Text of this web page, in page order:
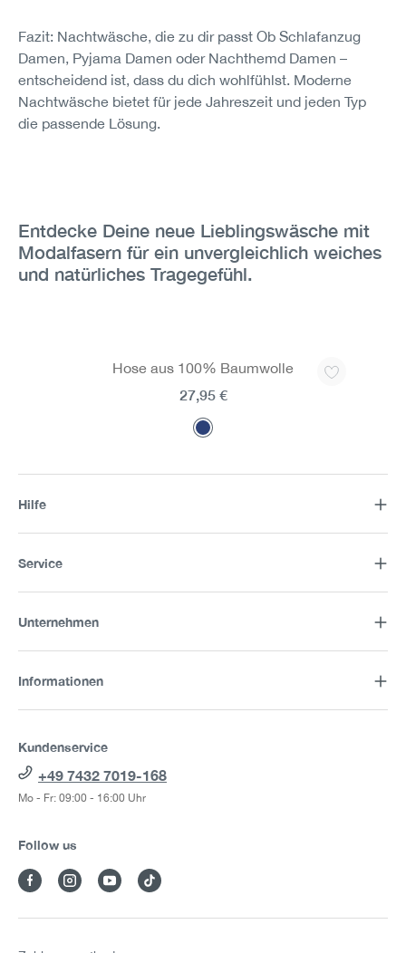
Fazit: Nachtwäsche, die zu dir passt Ob Schlafanzug
Damen, Pyjama Damen oder Nachthemd Damen –
entscheidend ist, dass du dich wohlfühlst. Moderne
Nachtwäsche bietet für jede Jahreszeit und jeden Typ
die passende Lösung.
Entdecke Deine neue Lieblingswäsche mit
Modalfasern für ein unvergleichlich weiches
und natürliches Tragegefühl.
Hose aus 100% Baumwolle
27,95 €
Hilfe
Service
Unternehmen
Informationen
Kundenservice
+49 7432 7019-168
Mo - Fr: 09:00 - 16:00 Uhr
Follow us